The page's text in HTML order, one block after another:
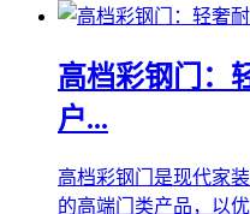
高档彩钢门：
户...
高档彩钢门是现代家
的高端门类产品，以